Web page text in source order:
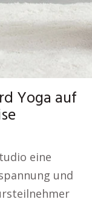
Yoga auf
eine
und